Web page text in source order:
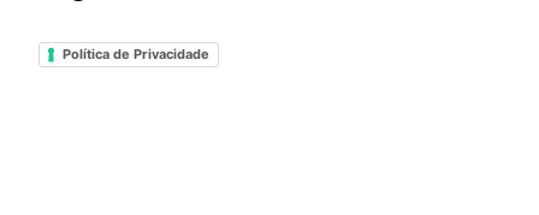
Política de Privacidade